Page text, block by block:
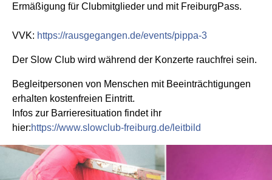
Ermäßigung für Clubmitglieder und mit FreiburgPass.
VVK: https://rausgegangen.de/events/pippa-3
Der Slow Club wird während der Konzerte rauchfrei sein.
Begleitpersonen von Menschen mit Beeinträchtigungen
erhalten kostenfreien Eintritt.
Infos zur Barrieresituation findet ihr
hier:https://www.slowclub-freiburg.de/leitbild